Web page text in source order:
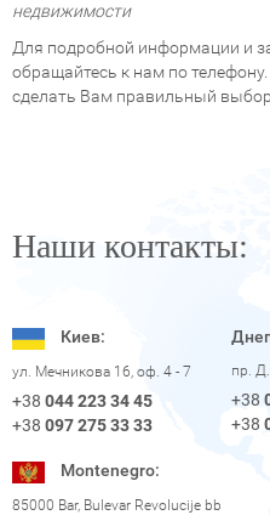
недвижимости
Для подробной информации и
обращайтесь к нам по
сделать Вам правильный
Наши контакты:
Киев:
ул. Мечникова 16, оф. 4 - 7
+38 044 223 34 45
+38 097 275 33 33
пр.
+38
+38
Montenegro:
85000 Bar, Bulevar Revolucije bb